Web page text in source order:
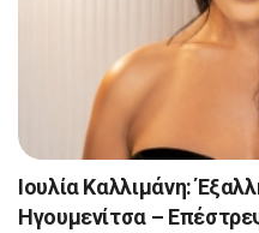
Ιουλία Καλλιμάνη:
Ηγουμενίτσα –